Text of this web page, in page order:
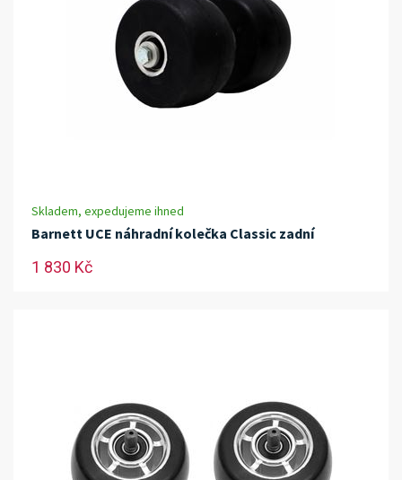
Skladem, expedujeme ihned
Barnett UCE náhradní kolečka Classic zadní
1 830 Kč